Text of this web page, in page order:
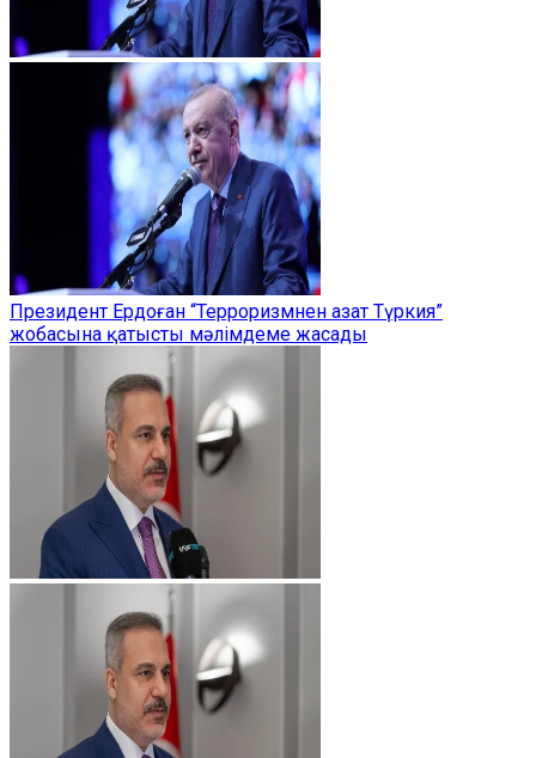
Президент Ердоған “Терроризмнен азат Түркия”
жобасына қатысты мәлімдеме жасады